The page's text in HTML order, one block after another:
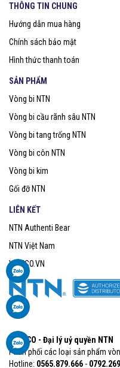
THÔNG TIN CHUNG
Hướng dẫn mua hàng
Chính sách bảo mật
Hình thức thanh toán
SẢN PHẨM
Vòng bi NTN
Vòng bi cầu rãnh sâu NTN
Vòng bi tang trống NTN
Vòng bi côn NTN
Vòng bi kim
Gối đỡ NTN
LIÊN KẾT
NTN Authenti Bear
NTN Việt Nam
VOBICO.VN
VOBICO - Đại lý uỷ quyền NTN
Phân phối các loại sản phẩm
Hotline: 0565.879.666​ -